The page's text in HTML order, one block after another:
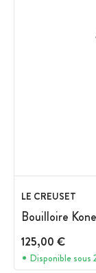
LE CREUSET
Bouilloire
125,00 €
Disponible sous